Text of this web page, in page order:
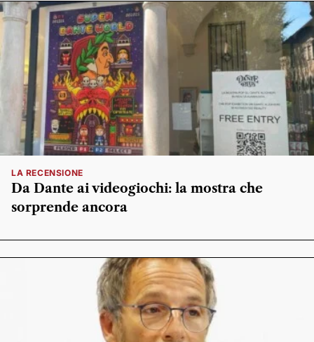
LA RECENSIONE
Da Dante ai videogiochi: la mostra che
sorprende ancora